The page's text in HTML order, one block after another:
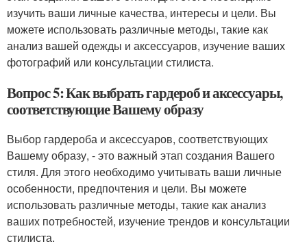
изучить ваши личные качества, интересы и цели. Вы
можете использовать различные методы, такие как
анализ вашей одежды и аксессуаров, изучение ваших
фотографий или консультации стилиста.
Вопрос 5: Как выбрать гардероб и аксессуары,
соответствующие Вашему образу
Выбор гардероба и аксессуаров, соответствующих
Вашему образу, - это важный этап создания Вашего
стиля. Для этого необходимо учитывать ваши личные
особенности, предпочтения и цели. Вы можете
использовать различные методы, такие как анализ
ваших потребностей, изучение трендов и консультации
стилиста.